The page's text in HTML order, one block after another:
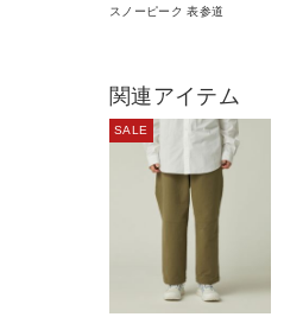
スノーピーク 表参道
関連アイテム
SALE